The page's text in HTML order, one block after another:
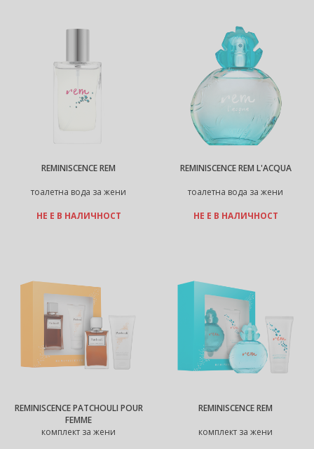
REMINISCENCE REM
тоалетна вода за жени
НЕ Е В НАЛИЧНОСТ
REMINISCENCE REM L'ACQUA
тоалетна вода за жени
НЕ Е В НАЛИЧНОСТ
REMINISCENCE PATCHOULI POUR
FEMME
комплект за жени
REMINISCENCE REM
комплект за жени